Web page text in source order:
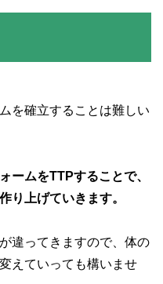
を確立することは難しい
ームをTTPすることで、
り上げていきます。
違ってきますので、体の
えていっても構いませ